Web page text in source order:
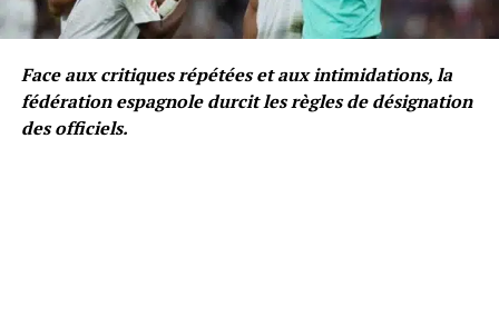
Face aux critiques répétées et aux intimidations, la
fédération espagnole durcit les règles de désignation
des officiels.